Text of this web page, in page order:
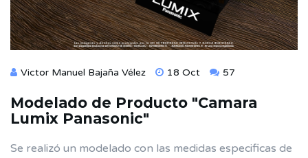
Victor Manuel Bajaña Vélez 18 Oct 57
Modelado de Producto "Camara
Lumix Panasonic"
Se realizó un modelado con las medidas especificas de